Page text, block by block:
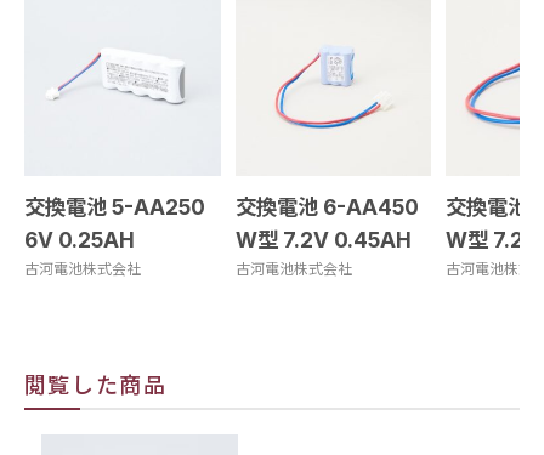
交換電池 5-AA250
6V 0.25AH
古河電池株式会社
交換電池 6-AA450
W型 7.2V 0.45AH
古河電池株式会社
交換電池
W型
古河電池株式
閲覧した商品